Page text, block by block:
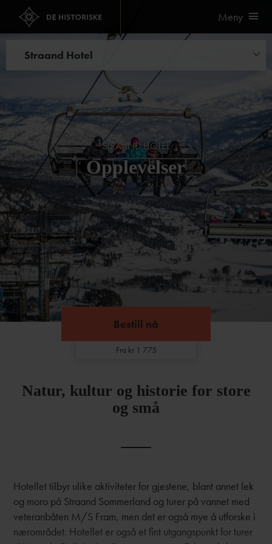
Meny
Straand Hotel
Opplevelser
Bryllup og selskapslokaler
Kurs og konferanse
STRAAND HOTEL
Opplevelser
Bestill nå
Fra kr 1 775
Bestill nå
Natur, kultur og historie for store
og små
Hotellet tilbyr ulike aktiviteter for gjestene, blant annet lek
og moro på Straand Sommerland og turer på vannet med
veteranbåten M/S Fram, men det er også mye å utforske i
nærområdet. Hotellet er også et fint utgangspunkt for turer